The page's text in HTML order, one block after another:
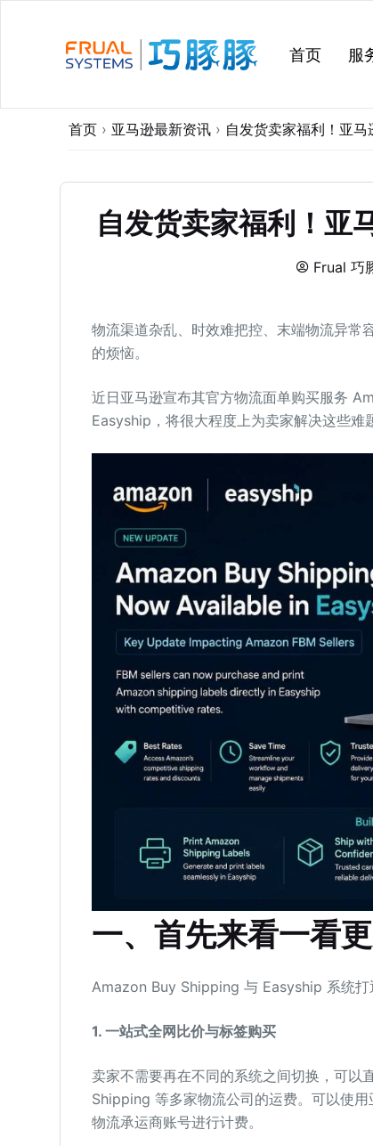
首页 服
首页 › 亚马逊最新资讯 › 自发货卖家福利！亚
自发货卖家福利！亚
Frual 巧
物流渠道杂乱、时效难把控、末端物流异常
的烦恼。
近日亚马逊宣布其官方物流面单购买服务
Easyship，将很大程度上为卖家解决这些难
一、 首先来看一看
Amazon Buy Shipping 与 Easyship 系统打
1. 一站式全网比价与标签购买
卖家不需要再在不同的系统之间切换，可
Shipping 等多家物流公司的运费。可以使
物流承运商账号进行计费。